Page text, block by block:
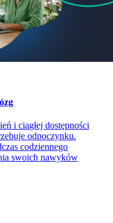
i ciągłej dostępności
odpoczynku.
codziennego
swoich nawyków